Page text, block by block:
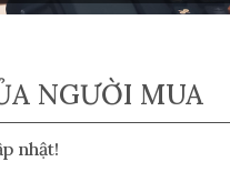
NGƯỜI MUA
nhật!